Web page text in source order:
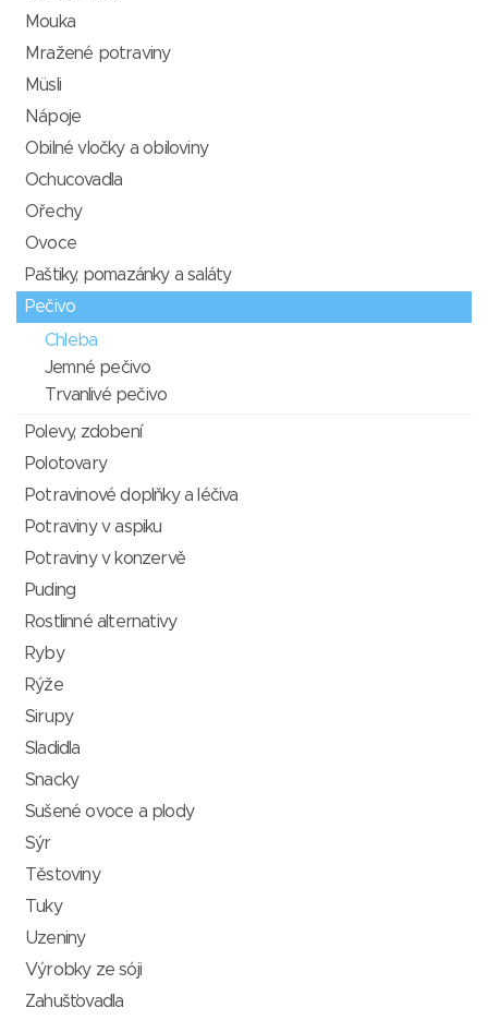
Mouka
Mražené potraviny
Müsli
Nápoje
Obilné vločky a obiloviny
Ochucovadla
Ořechy
Ovoce
Paštiky, pomazánky a saláty
Pečivo
Chleba
Jemné pečivo
Trvanlivé pečivo
Polevy, zdobení
Polotovary
Potravinové doplňky a léčiva
Potraviny v aspiku
Potraviny v konzervě
Puding
Rostlinné alternativy
Ryby
Rýže
Sirupy
Sladidla
Snacky
Sušené ovoce a plody
Sýr
Těstoviny
Tuky
Uzeniny
Výrobky ze sóji
Zahušťovadla